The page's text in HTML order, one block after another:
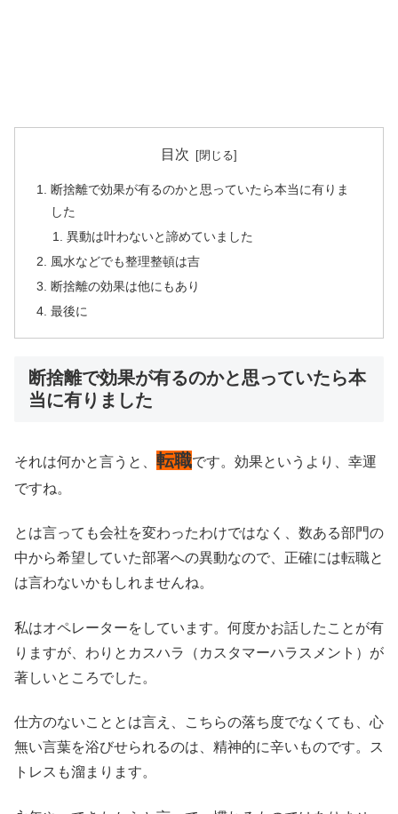
目次
断捨離で効果が有るのかと思っていたら本当に有りま
した
異動は叶わないと諦めていました
風水などでも整理整頓は吉
断捨離の効果は他にもあり
最後に
断捨離で効果が有るのかと思っていたら本
当に有りました
それは何かと言うと、 転職です。効果というより、幸運
ですね。
とは言っても会社を変わったわけではなく、数ある部門の
中から希望していた部署への異動なので、正確には転職と
は言わないかもしれませんね。
私はオペレーターをしています。何度かお話したことが有
りますが、わりとカスハラ（カスタマーハラスメント）が
著しいところでした。
仕方のないこととは言え、こちらの落ち度でなくても、心
無い言葉を浴びせられるのは、精神的に辛いものです。ス
トレスも溜まります。